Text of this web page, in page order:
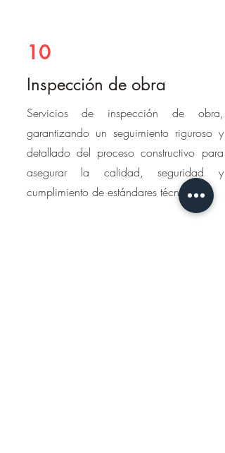
10
Inspección de obra
Servicios de inspección de obra,
garantizando un seguimiento riguroso y
detallado del proceso constructivo para
asegurar la calidad, seguridad y
cumplimiento de estándares técnicos.